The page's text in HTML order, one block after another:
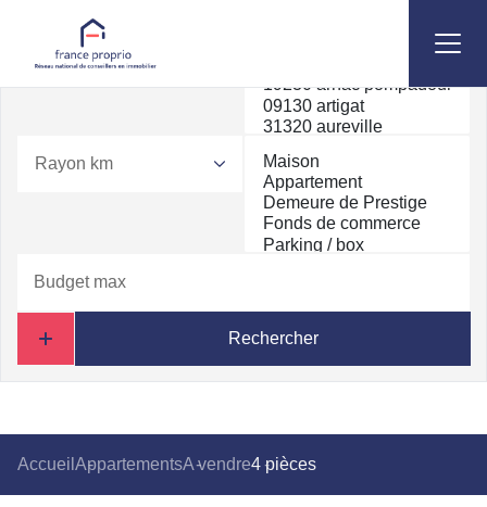
Rayon km
Rechercher
Accueil AppartementsA vendre4 pièces